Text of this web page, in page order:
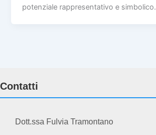
potenziale rappresentativo e simbolico.
Contatti
Dott.ssa Fulvia Tramontano